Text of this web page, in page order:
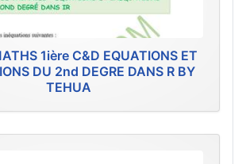
1ière C&D EQUATIONS ET
DU 2nd DEGRE DANS R BY
TEHUA